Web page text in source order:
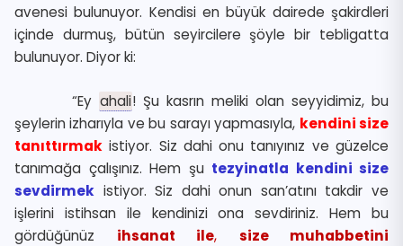
avenesi bulunuyor. Kendisi en büyük dairede şakirdleri
içinde durmuş, bütün seyircilere şöyle bir tebligatta
bulunuyor. Diyor ki:
“Ey ahali! Şu kasrın meliki olan seyyidimiz, bu
şeylerin izharıyla ve bu sarayı yapmasıyla, kendini size
tanıttırmak istiyor. Siz dahi onu tanıyınız ve güzelce
tanımağa çalışınız. Hem şu tezyinatla kendini size
sevdirmek istiyor. Siz dahi onun san’atını takdir ve
işlerini istihsan ile kendinizi ona sevdiriniz. Hem bu
gördüğünüz ihsanat ile, size muhabbetini